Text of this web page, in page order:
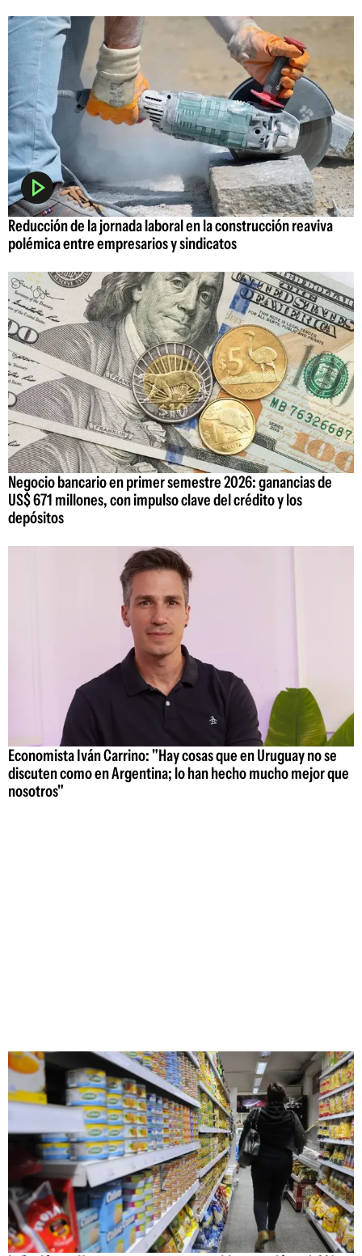
Reducción de la jornada laboral en la construcción reaviva
polémica entre empresarios y sindicatos
Negocio bancario en primer semestre 2026: ganancias de
US$ 671 millones, con impulso clave del crédito y los
depósitos
Economista Iván Carrino: "Hay cosas que en Uruguay no se
discuten como en Argentina; lo han hecho mucho mejor que
nosotros"